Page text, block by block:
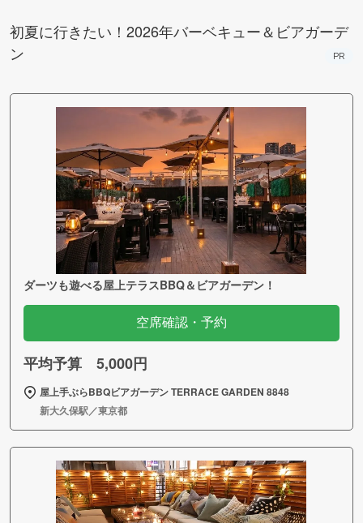
初夏に行きたい！2026年バーベキュー＆ビアガーデ
ン
PR
ダーツも遊べる屋上テラスBBQ＆ビアガーデン！
空席確認・予約
平均予算 5,000円
屋上手ぶらBBQビアガーデン TERRACE GARDEN 8848
新大久保駅／東京都